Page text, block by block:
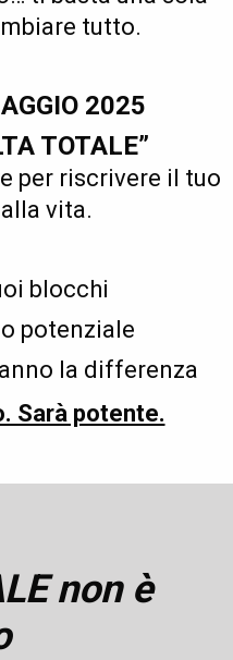
tutto.
2025
TOTALE”
per riscrivere il tuo
vita.
blocchi
potenziale
la differenza
Sarà potente.
non è